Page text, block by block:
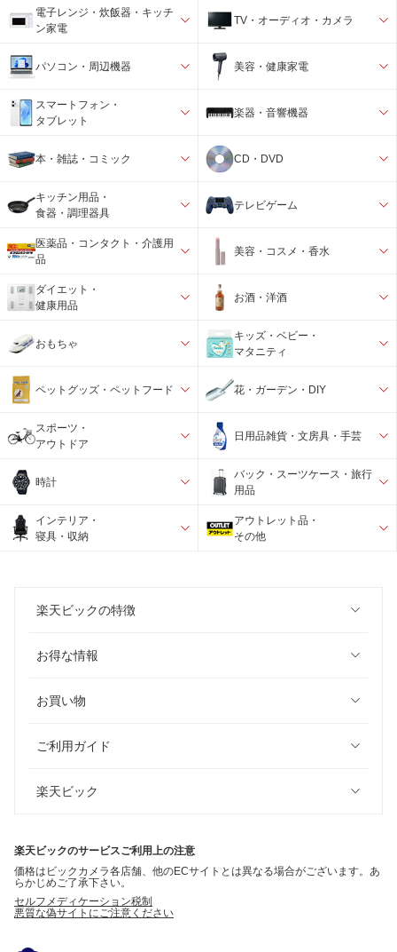
電子レンジ・炊飯器・キッチ
ン家電
TV・オーディオ・カメラ
パソコン・周辺機器 美容・健康家電
スマートフォン・
タブレット
楽器・音響機器
本・雑誌・コミック CD・DVD
キッチン用品・
食器・調理器具
テレビゲーム
医薬品・コンタクト・介護用
品
美容・コスメ・香水
ダイエット・
健康用品
お酒・洋酒
おもちゃ
キッズ・ベビー・
マタニティ
ペットグッズ・ペットフード 花・ガーデン・DIY
スポーツ・
アウトドア
日用品雑貨・文房具・手芸
時計
バック・スーツケース・旅行
用品
インテリア・
寝具・収納
アウトレット品・
その他
楽天ビックの特徴
お得な情報
お買い物
ご利用ガイド
楽天ビック
楽天ビックのサービスご利用上の注意
価格はビックカメラ各店舗、他のECサイトとは異なる場合がございます。あ
らかじめご了承下さい。
セルフメディケーション税制
悪質な偽サイトにご注意ください